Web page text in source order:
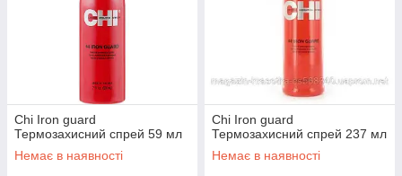
Chi Iron guard
Термозахисний спрей 59 мл
Немає в наявності
Chi Iron guard
Термозахисний спрей 237 мл
Немає в наявності